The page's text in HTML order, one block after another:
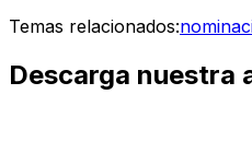
Temas relacionados:
Descarga nuestra